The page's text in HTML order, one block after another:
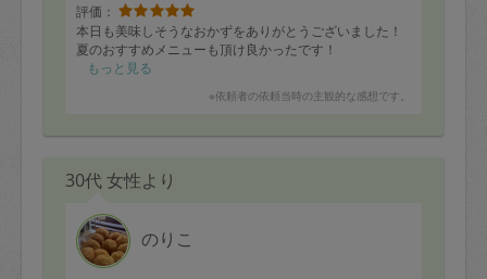
評価：
本日も美味しそうなおかずをありがとうございました！
夏のおすすめメニューも頂け良かったです！
もっと見る
※依頼者の依頼当時の主観的な感想です。
30代 女性より
のりこ